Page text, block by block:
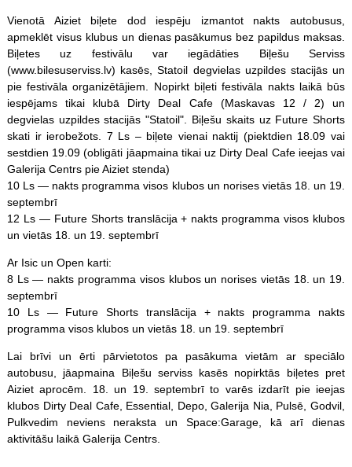
Vienotā Aiziet biļete dod iespēju izmantot nakts autobusus,
apmeklēt visus klubus un dienas pasākumus bez papildus maksas.
Biļetes uz festivālu var iegādāties Biļešu Serviss
(www.bilesuserviss.lv) kasēs, Statoil degvielas uzpildes stacijās un
pie festivāla organizētājiem. Nopirkt biļeti festivāla nakts laikā būs
iespējams tikai klubā Dirty Deal Cafe (Maskavas 12 / 2) un
degvielas uzpildes stacijās "Statoil". Biļešu skaits uz Future Shorts
skati ir ierobežots. 7 Ls – biļete vienai naktij (piektdien 18.09 vai
sestdien 19.09 (obligāti jāapmaina tikai uz Dirty Deal Cafe ieejas vai
Galerija Centrs pie Aiziet stenda)
10 Ls — nakts programma visos klubos un norises vietās 18. un 19.
septembrī
12 Ls — Future Shorts translācija + nakts programma visos klubos
un vietās 18. un 19. septembrī
Ar Isic un Open karti:
8 Ls — nakts programma visos klubos un norises vietās 18. un 19.
septembrī
10 Ls — Future Shorts translācija + nakts programma nakts
programma visos klubos un vietās 18. un 19. septembrī
Lai brīvi un ērti pārvietotos pa pasākuma vietām ar speciālo
autobusu, jāapmaina Biļešu serviss kasēs nopirktās biļetes pret
Aiziet aprocēm. 18. un 19. septembrī to varēs izdarīt pie ieejas
klubos Dirty Deal Cafe, Essential, Depo, Galerija Nia, Pulsē, Godvil,
Pulkvedim neviens neraksta un Space:Garage, kā arī dienas
aktivitāšu laikā Galerija Centrs.